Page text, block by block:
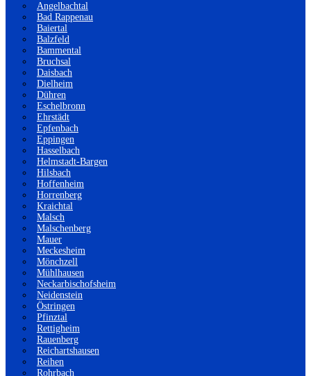
Angelbachtal
Bad Rappenau
Baiertal
Balzfeld
Bammental
Bruchsal
Daisbach
Dielheim
Dühren
Eschelbronn
Ehrstädt
Epfenbach
Eppingen
Hasselbach
Helmstadt-Bargen
Hilsbach
Hoffenheim
Horrenberg
Kraichtal
Malsch
Malschenberg
Mauer
Meckesheim
Mönchzell
Mühlhausen
Neckarbischofsheim
Neidenstein
Östringen
Pfinztal
Rettigheim
Rauenberg
Reichartshausen
Reihen
Rohrbach